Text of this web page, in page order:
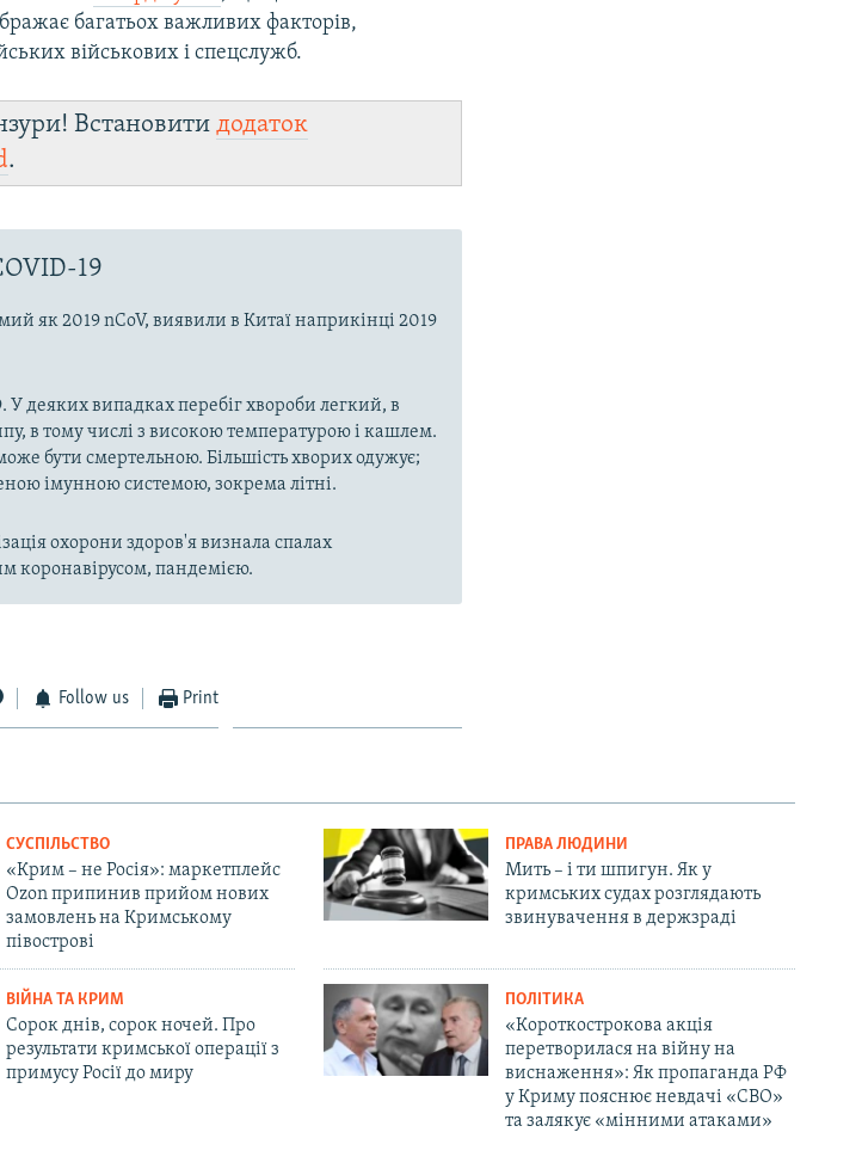
багатьох важливих факторів,
військових і спецслужб.
Встановитидодаток
.
19
як 2019 nCoV, виявили в Китаї наприкінці 2019
деяких випадках перебіг хвороби легкий, в
в тому числі з високою температурою і кашлем.
бути смертельною. Більшість хворих одужує;
імунною системою, зокрема літні.
охорони здоров'я визнала спалах
коронавірусом, пандемією.
Follow us Print
СУСПІЛЬСТВО
«Крим – не Росія»: маркетплейс
Ozon припинив прийом нових
замовлень на Кримському
півострові
ПРАВА ЛЮДИНИ
Мить – і ти шпигун. Як у
кримських судах розглядають
звинувачення в держзраді
ВІЙНА ТА КРИМ
Сорок днів, сорок ночей. Про
результати кримської операції з
примусу Росії до миру
ПОЛІТИКА
«Короткострокова акція
перетворилася на війну на
виснаження»: Як пропаганда РФ
у Криму пояснює невдачі «СВО»
та залякує «мінними атаками»